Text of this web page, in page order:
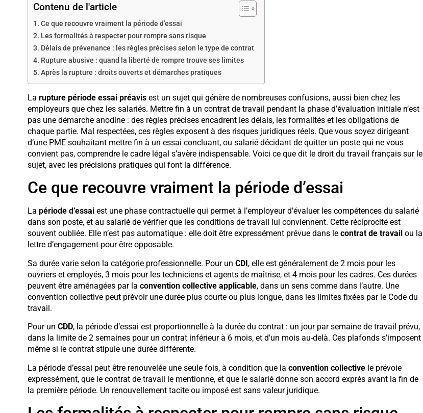
Contenu de l'article
Ce que recouvre vraiment la période d’essai
Les formalités à respecter pour rompre sans risque
Délais de prévenance : les règles précises selon le type de contrat
Rupture abusive : quand la liberté de rompre trouve ses limites
Après la rupture : droits ouverts et démarches pratiques
La rupture période essai préavisest un sujet qui génère de nombreuses confusions, aussi bien chez les
employeurs que chez les salariés. Mettre fin à un contrat de travail pendant la phase d’évaluation initiale n’est
pas une démarche anodine : des règles précises encadrent les délais, les formalités et les obligations de
chaque partie. Mal respectées, ces règles exposent à des risques juridiques réels. Que vous soyez dirigeant
d’une PME souhaitant mettre fin à un essai concluant, ou salarié décidant de quitter un poste qui ne vous
convient pas, comprendre le cadre légal s’avère indispensable. Voici ce que dit le droit du travail français sur le
sujet, avec les précisions pratiques qui font la différence.
Ce que recouvre vraiment la période d’essai
La période d’essaiest une phase contractuelle qui permet à l’employeur d’évaluer les compétences du salarié
dans son poste, et au salarié de vérifier que les conditions de travail lui conviennent. Cette réciprocité est
souvent oubliée. Elle n’est pas automatique : elle doit être expressément prévue dans le contrat de travail ou la
lettre d’engagement pour être opposable.
Sa durée varie selon la catégorie professionnelle. Pour un CDI, elle est généralement de 2 mois pour les
ouvriers et employés, 3 mois pour les techniciens et agents de maîtrise, et 4 mois pour les cadres. Ces durées
peuvent être aménagées par la convention collective applicable, dans un sens comme dans l’autre. Une
convention collective peut prévoir une durée plus courte ou plus longue, dans les limites fixées par le Code du
travail.
Pour un CDD, la période d’essai est proportionnelle à la durée du contrat : un jour par semaine de travail prévu,
dans la limite de 2 semaines pour un contrat inférieur à 6 mois, et d’un mois au-delà. Ces plafonds s’imposent
même si le contrat stipule une durée différente.
La période d’essai peut être renouvelée une seule fois, à condition que la convention collectivele prévoie
expressément, que le contrat de travail le mentionne, et que le salarié donne son accord exprès avant la fin de
la première période. Un renouvellement tacite ou imposé est sans valeur juridique.